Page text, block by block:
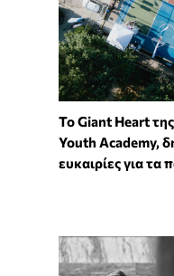
To Giant Heart
Youth Academy,
ευκαιρίες για τα